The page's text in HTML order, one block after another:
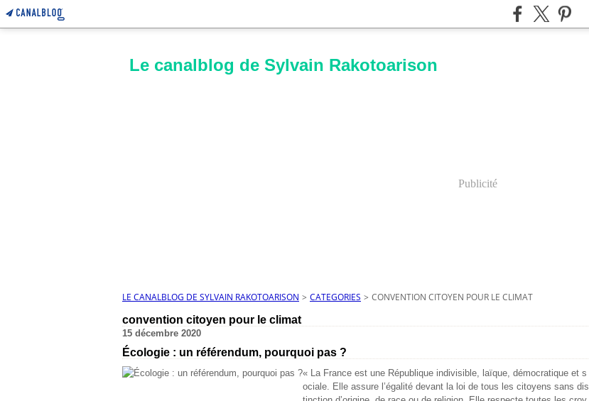
Le canalblog de Sylvain Rakotoarison
Publicité
LE CANALBLOG DE SYLVAIN RAKOTOARISON > CATEGORIES > CONVENTION CITOYEN POUR LE CLIMAT
convention citoyen pour le climat
15 décembre 2020
Écologie : un référendum, pourquoi pas ?
« La France est une République indivisible, laïque, démocratique et s
ociale. Elle assure l’égalité devant la loi de tous les citoyens sans dis